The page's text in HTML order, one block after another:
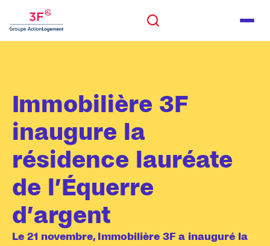
Panneau de gestion des cookies
Rechercher Menu
Immobilière 3F
inaugure la
résidence lauréate
de l’Équerre
d’argent
Le 21 novembre, Immobilière 3F a inauguré la